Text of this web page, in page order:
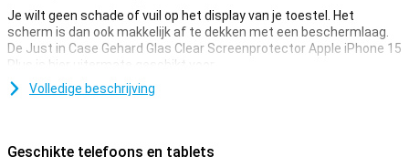
Je wilt geen schade of vuil op het display van je toestel. Het
scherm is dan ook makkelijk af te dekken met een beschermlaag.
De Just in Case Gehard Glas Clear Screenprotector Apple iPhone 15
Plus is hier uitermate geschikt voor.
Dankzij deze screenprotector, die is gemaakt van gehard glas,
Volledige beschrijving
Geschikte telefoons en tablets